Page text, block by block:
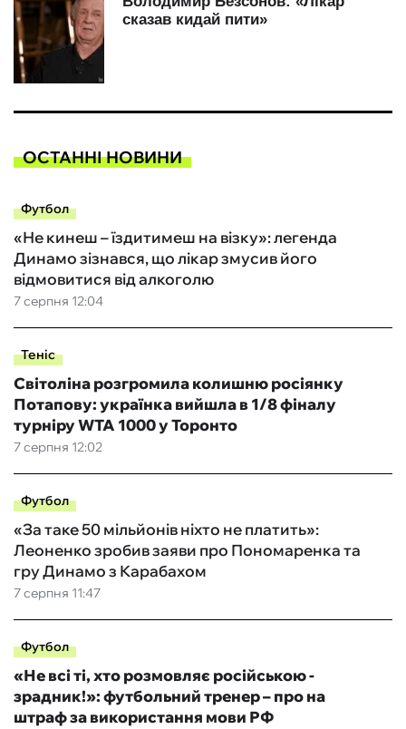
ОСТАННІ НОВИНИ
Футбол
7 серпня 12:04
«Не кинеш – їздитимеш на візку»: легенда
Динамо зізнався, що лікар змусив його
відмовитися від алкоголю
Теніс
7 серпня 12:02
Світоліна розгромила колишню росіянку
Потапову: українка вийшла в 1/8 фіналу
турніру WTA 1000 у Торонто
Футбол
7 серпня 11:47
«За таке 50 мільйонів ніхто не платить»:
Леоненко зробив заяви про Пономаренка та
гру Динамо з Карабахом
Футбол
«Не всі ті, хто розмовляє російською -
зрадник!»: футбольний тренер – про на
штраф за використання мови РФ